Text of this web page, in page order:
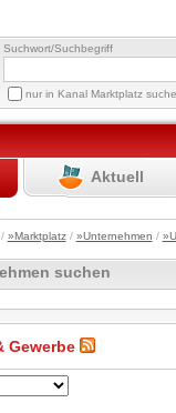
Suchwort/Suchbegriff
nur in Kanal Marktplatz
Aktuell
/ »Marktplatz/ »Unternehmen /
suchen
Gewerbe